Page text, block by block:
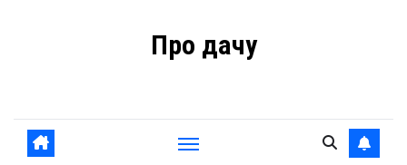
Про дачу